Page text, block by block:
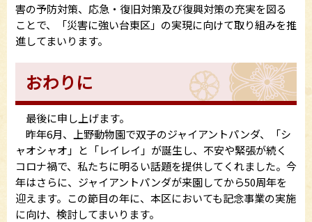
害の予防対策、応急・復旧対策及び復興対策の充実を図る
ことで、「災害に強い台東区」の実現に向けて取り組みを推
進してまいります。
おわりに
最後に申し上げます。
昨年6月、上野動物園で双子のジャイアントパンダ、「シ
ャオシャオ」と「レイレイ」が誕生し、不安や緊張が続く
コロナ禍で、私たちに明るい話題を提供してくれました。今
年はさらに、ジャイアントパンダが来園してから50周年を
迎えます。この節目の年に、本区においても記念事業の実施
に向け、検討してまいります。